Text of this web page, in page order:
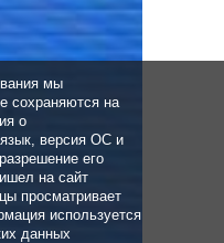
мы
сохраняются на
о
версия ОС и
его
на сайт
просматривает
используется
данных